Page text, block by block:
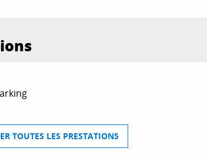
TOUTES LES PRESTATIONS